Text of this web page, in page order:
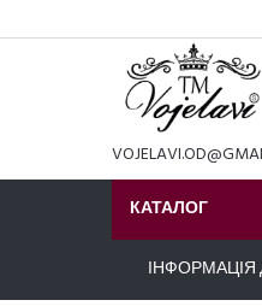
КАТАЛОГ
ІНФОРМАЦІЯ